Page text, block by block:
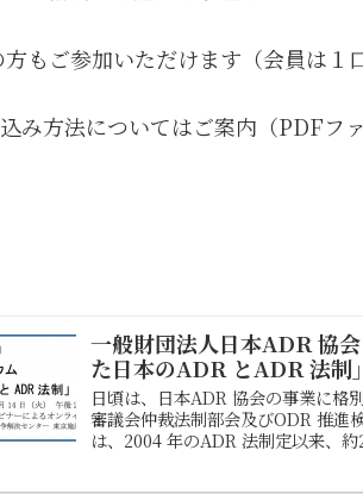
もご参加いただけます（会員は１
み方法についてはご案内（PDFフ
一般財団法人日本ADR 協
た日本のADR とADR 法制
日頃は、日本ADR 協会の事業に格
審議会仲裁法制部会及びODR 推進
は、2004 年のADR 法制定以来、